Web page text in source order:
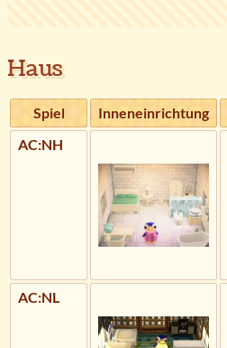
Haus
Spiel Inneneinrichtung
AC:NH
AC:NL